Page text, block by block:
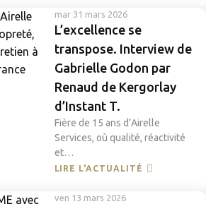
mar 31 mars 2026
L’excellence se
transpose. Interview de
Gabrielle Godon par
Renaud de Kergorlay
d’Instant T.
Fière de 15 ans d’Airelle
Services, où qualité, réactivité
et…
LIRE L'ACTUALITÉ
ven 13 mars 2026